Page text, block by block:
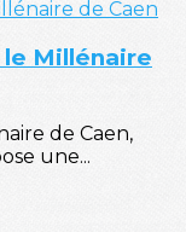
Millénaire
de Caen,
une...